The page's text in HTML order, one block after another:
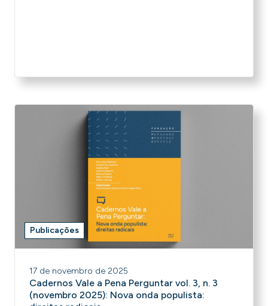
Publicações
17 de novembro de 2025
Cadernos Vale a Pena Perguntar vol. 3, n. 3
(novembro 2025): Nova onda populista: